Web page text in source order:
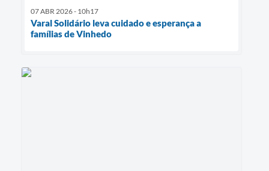
07 ABR 2026 - 10h17
Varal Solidário leva cuidado e esperança a
famílias de Vinhedo